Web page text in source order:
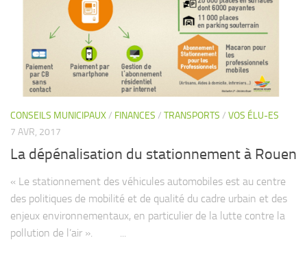
Conseils Municipaux
Thématiques
COMMERCE
EMPLOI / IDENTITE / CULTURE
SANTE ENVIRONNEMENT
SPORT
TRANSPORTS
VIVRE ENSEMBLE
CONSEILS MUNICIPAUX/ FINANCES / TRANSPORTS / VOS ÉLU-ES
7 AVR, 2017
La dépénalisation du stationnement à Rouen
« Le stationnement des véhicules automobiles est au centre
des politiques de mobilité et de qualité du cadre urbain et des
enjeux environnementaux, en particulier de la lutte contre la
pollution de l’air ». ...